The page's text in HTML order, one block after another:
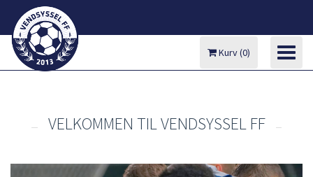
Kurv(0)
VELKOMMEN TIL VENDSYSSEL FF